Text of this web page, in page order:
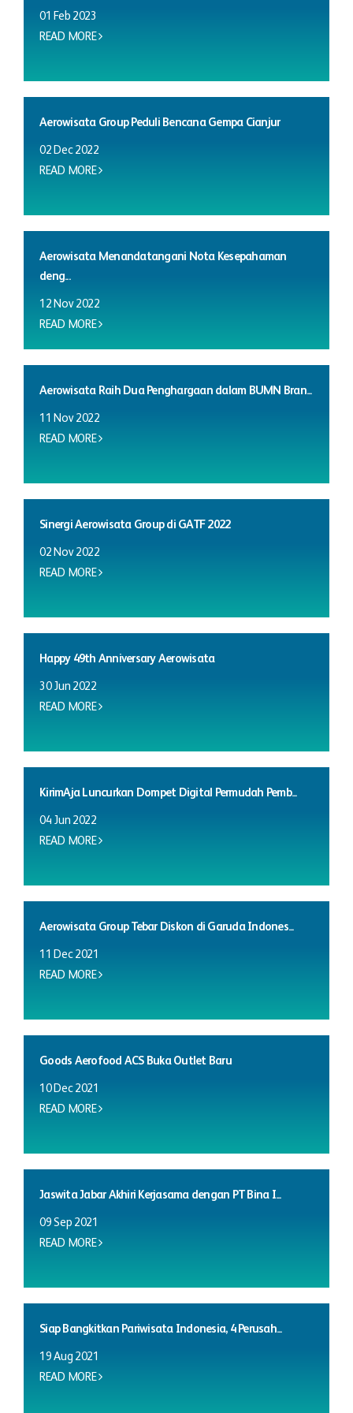
01 Feb 2023
READ MORE
Aerowisata Group Peduli Bencana Gempa Cianjur
02 Dec 2022
READ MORE
Aerowisata Menandatangani Nota Kesepahaman
deng...
12 Nov 2022
READ MORE
Aerowisata Raih Dua Penghargaan dalam BUMN Bran...
11 Nov 2022
READ MORE
Sinergi Aerowisata Group di GATF 2022
02 Nov 2022
READ MORE
Happy 49th Anniversary Aerowisata
30 Jun 2022
READ MORE
KirimAja Luncurkan Dompet Digital Permudah Pemb...
04 Jun 2022
READ MORE
Aerowisata Group Tebar Diskon di Garuda Indones...
11 Dec 2021
READ MORE
Goods Aerofood ACS Buka Outlet Baru
10 Dec 2021
READ MORE
Jaswita Jabar Akhiri Kerjasama dengan PT Bina I...
09 Sep 2021
READ MORE
Siap Bangkitkan Pariwisata Indonesia, 4 Perusah...
19 Aug 2021
READ MORE